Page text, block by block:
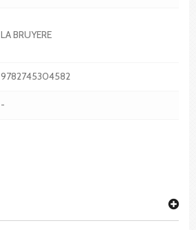
LA BRUYERE
9782745304582
-